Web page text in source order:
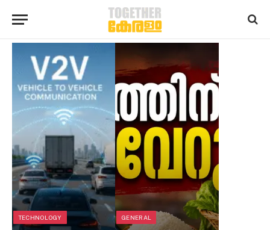
TECHNOLOGY GENERAL